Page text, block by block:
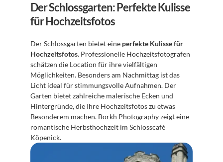
Der Schlossgarten: Perfekte Kulisse
für Hochzeitsfotos
Der Schlossgarten bietet eine perfekte Kulisse für
Hochzeitsfotos. Professionelle Hochzeitsfotografen
schätzen die Location für ihre vielfältigen
Möglichkeiten. Besonders am Nachmittag ist das
Licht ideal für stimmungsvolle Aufnahmen. Der
Garten bietet zahlreiche malerische Ecken und
Hintergründe, die Ihre Hochzeitsfotos zu etwas
Besonderem machen. Borkh Photography zeigt eine
romantische Herbsthochzeit im Schlosscafé
Köpenick.